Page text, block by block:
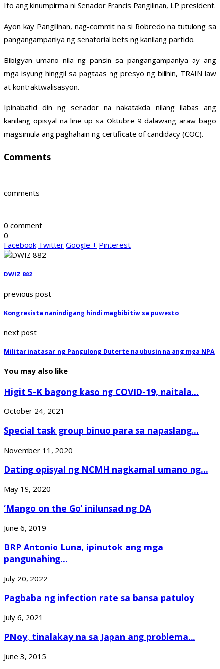
Ito ang kinumpirma ni Senador Francis Pangilinan, LP president.
Ayon kay Pangilinan, nag-commit na si Robredo na tutulong sa
pangangampaniya ng senatorial bets ng kanilang partido.
Bibigyan umano nila ng pansin sa pangangampaniya ay ang
mga isyung hinggil sa pagtaas ng presyo ng bilihin, TRAIN law
at kontraktwalisasyon.
Ipinabatid din ng senador na nakatakda nilang ilabas ang
kanilang opisyal na line up sa Oktubre 9 dalawang araw bago
magsimula ang paghahain ng certificate of candidacy (COC).
Comments
comments
0 comment
0
Facebook Twitter Google + Pinterest
DWIZ 882
previous post
Kongresista nanindigang hindi magbibitiw sa puwesto
next post
Militar inatasan ng Pangulong Duterte na ubusin na ang mga NPA
You may also like
Higit 5-K bagong kaso ng COVID-19, naitala...
October 24, 2021
Special task group binuo para sa napaslang...
November 11, 2020
Dating opisyal ng NCMH nagkamal umano ng...
May 19, 2020
‘Mango on the Go’ inilunsad ng DA
June 6, 2019
BRP Antonio Luna, ipinutok ang mga
pangunahing...
July 20, 2022
Pagbaba ng infection rate sa bansa patuloy
July 6, 2021
PNoy, tinalakay na sa Japan ang problema...
June 3, 2015